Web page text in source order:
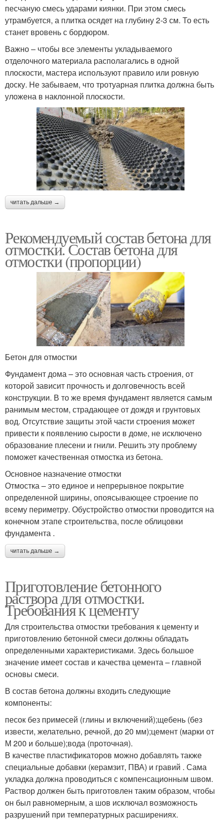
песчаную смесь ударами киянки. При этом смесь
утрамбуется, а плитка осядет на глубину 2-3 см. То есть
станет вровень с бордюром.
Важно – чтобы все элементы укладываемого
отделочного материала располагались в одной
плоскости, мастера используют правило или ровную
доску. Не забываем, что тротуарная плитка должна быть
уложена в наклонной плоскости.
читать дальше →
Рекомендуемый состав бетона для
отмостки. Состав бетона для
отмостки (пропорции)
Бетон для отмостки
Фундамент дома – это основная часть строения, от
которой зависит прочность и долговечность всей
конструкции. В то же время фундамент является самым
ранимым местом, страдающее от дождя и грунтовых
вод. Отсутствие защиты этой части строения может
привести к появлению сырости в доме, не исключено
образование плесени и гнили. Решить эту проблему
поможет качественная отмостка из бетона.
Основное назначение отмостки
Отмостка – это единое и непрерывное покрытие
определенной ширины, опоясывающее строение по
всему периметру. Обустройство отмостки проводится на
конечном этапе строительства, после облицовки
фундамента .
читать дальше →
Приготовление бетонного
раствора для отмостки.
Требования к цементу
Для строительства отмостки требования к цементу и
приготовлению бетонной смеси должны обладать
определенными характеристиками. Здесь большое
значение имеет состав и качества цемента – главной
основы смеси.
В состав бетона должны входить следующие
компоненты:
песок без примесей (глины и включений);щебень (без
извести, желательно, речной, до 20 мм);цемент (марки от
М 200 и больше);вода (проточная).
В качестве пластификаторов можно добавлять также
специальные добавки (керамзит, ПВА) и гравий . Сама
укладка должна проводиться с компенсационным швом.
Раствор должен быть приготовлен таким образом, чтобы
он был равномерным, а шов исключал возможность
разрушений при температурных расширениях.